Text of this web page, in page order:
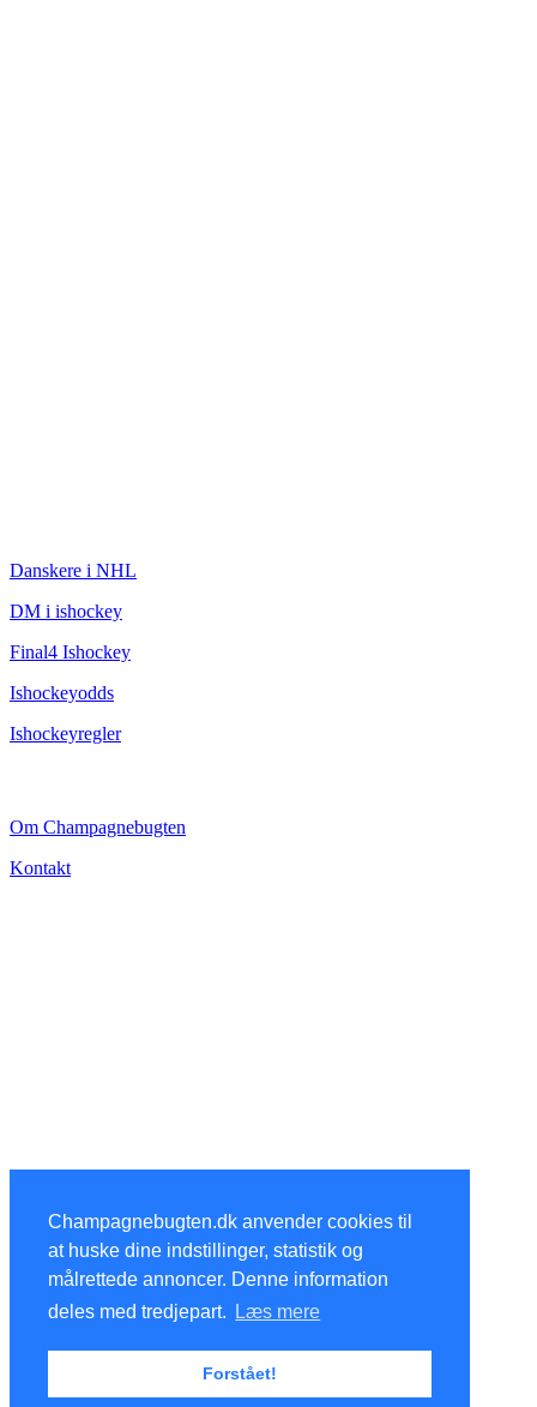
Champagnebugten.dk anvender cookies til
at huske dine indstillinger, statistik og
målrettede annoncer. Denne information
deles med tredjepart.
Læs mere
Forstået!
Danskere i NHL
DM i ishockey
Final4 Ishockey
Ishockeyodds
Ishockeyregler
Om Champagnebugten
Kontakt